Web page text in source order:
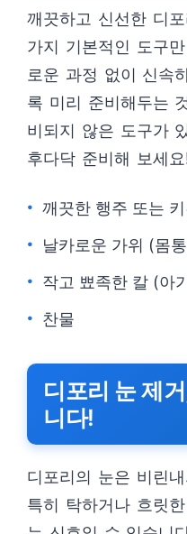
깨끗하고 신선한 디
가지 기본적인 도구
로운 과정 없이 신속
록 미리 준비해두는
비되지 않은 도구가
후다닥 준비해 보세
깨끗한 행주 또는
날카로운 가위 (몸
작고 뾰족한 칼 (아
찬물
디포리 눈 제
니다!
디포리의 눈은 비린
특히 탁하거나 흐릿